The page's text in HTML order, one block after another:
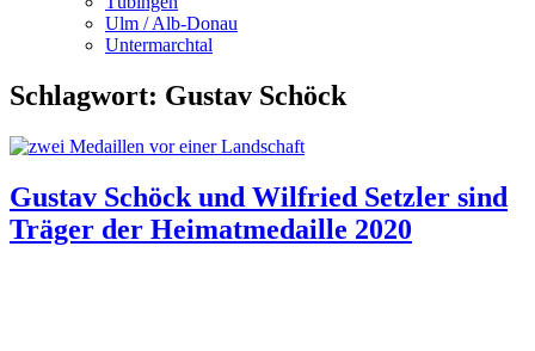
Ulm / Alb-Donau
Untermarchtal
Schlagwort: Gustav Schöck
Gustav Schöck und Wilfried Setzler sind
Träger der Heimatmedaille 2020